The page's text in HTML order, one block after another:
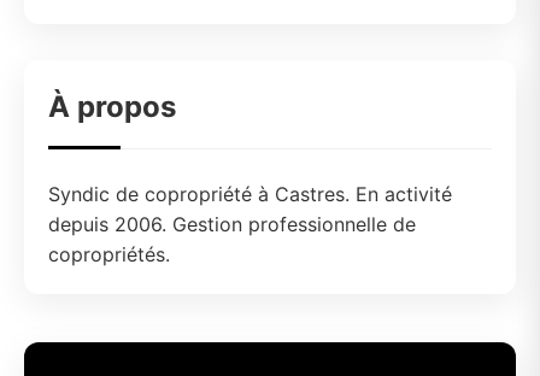
À propos
Syndic de copropriété à Castres. En activité
depuis 2006. Gestion professionnelle de
copropriétés.